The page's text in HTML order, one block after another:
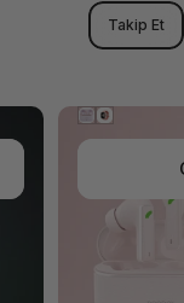
Takip Et